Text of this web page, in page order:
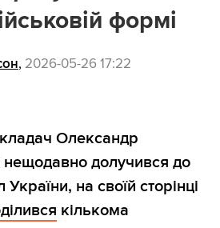
формі
, 2026-05-26 17:22
Олександр
долучився до
на своїй сторінці
кількома